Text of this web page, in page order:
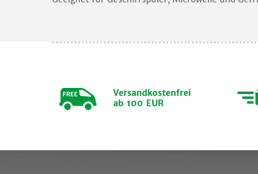
Versandkostenfrei
ab 100 EUR